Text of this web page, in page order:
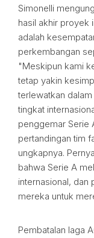
Simonelli
hasil akhir proyek
adalah
perkembangan
"Meskipun kami
tetap yakin
terlewatkan
tingkat
penggemar Serie
pertandingan tim
ungkapnya.
bahwa Serie A
internasional, dan
mereka untuk
Pembatalan laga